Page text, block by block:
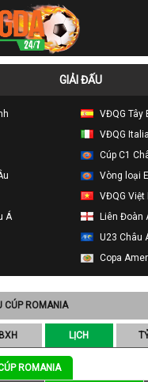
GIẢI ĐẤU
VĐQG Tây
VĐQG Italia
Cúp C1
Vòng loại
VĐQG Việt
Á
Liên Đoàn
U23 Châu
Copa
CÚP ROMANIA
BXH LỊCH
ROMANIA